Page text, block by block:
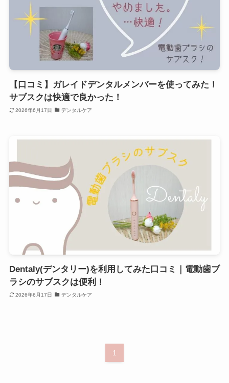
【口コミ】ガレイドデンタルメンバーを使ってみた！
サブスクは快適で良かった！
2026年6月17日 デンタルケア
Dentaly(デンタリー)を利用してみた口コミ｜電動歯ブ
ラシのサブスクは便利！
2026年6月17日 デンタルケア
1